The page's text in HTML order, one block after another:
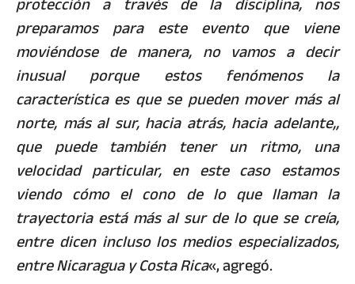
preparamos para este evento que viene
moviéndose de manera, no vamos a decir
inusual porque estos fenómenos la
característica es que se pueden mover más al
norte, más al sur, hacia atrás, hacia adelante,,
que puede también tener un ritmo, una
velocidad particular, en este caso estamos
viendo cómo el cono de lo que llaman la
trayectoria está más al sur de lo que se creía,
entre dicen incluso los medios especializados,
entre Nicaragua y Costa Rica«, agregó.